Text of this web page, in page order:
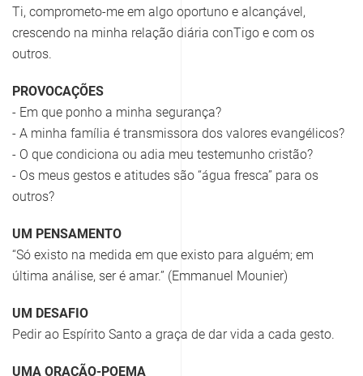
Ti, comprometo-me em algo oportuno e alcançável,
crescendo na minha relação diária conTigo e com os
outros.
PROVOCAÇÕES
- Em que ponho a minha segurança?
- A minha família é transmissora dos valores evangélicos?
- O que condiciona ou adia meu testemunho cristão?
- Os meus gestos e atitudes são “água fresca” para os
outros?
UM PENSAMENTO
“Só existo na medida em que existo para alguém; em
última análise, ser é amar.” (Emmanuel Mounier)
UM DESAFIO
Pedir ao Espírito Santo a graça de dar vida a cada gesto.
UMA ORAÇÃO-POEMA